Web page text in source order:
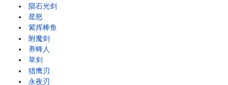
陨石光剑
星怒
紫挥棒鱼
附魔剑
养蜂人
草剑
猎鹰刃
永夜刃